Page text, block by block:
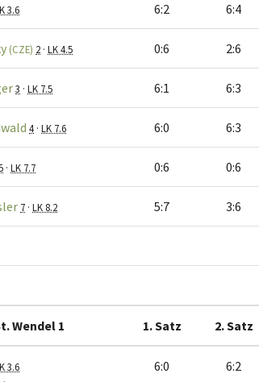
3.6 6:2 6:4
(CZE) 2 · LK 4.5 0:6 2:6
3 · LK 7.5 6:1 6:3
4 · LK 7.6 6:0 6:3
· LK 7.7 0:6 0:6
7 · LK 8.2 5:7 3:6
Wendel 1 1. Satz 2. Satz
3.6
6:0 6:2